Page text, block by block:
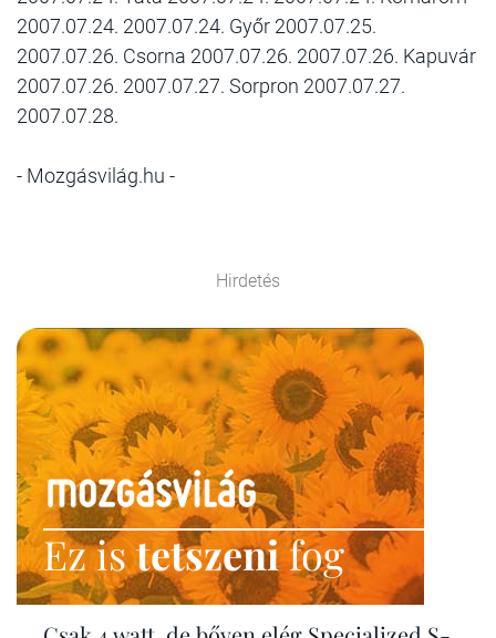
2007.07.24. 2007.07.24. Győr 2007.07.25.
2007.07.26. Csorna 2007.07.26. 2007.07.26. Kapuvár
2007.07.26. 2007.07.27. Sorpron 2007.07.27.
2007.07.28.
- Mozgásvilág.hu -
Hirdetés
Ez istetszenifog